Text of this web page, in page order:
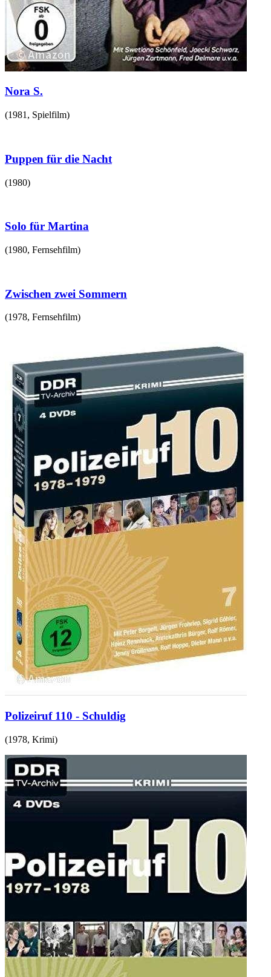
Nora S.
(1981 , Spielfilm)
Puppen für die Nacht
(1980)
Solo für Martina
(1980, Fernsehfilm)
Zwischen zwei Sommern
(1978, Fernsehfilm)
Polizeiruf 110 - Schuldig
(1978, Krimi)